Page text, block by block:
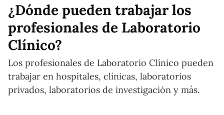
¿Dónde pueden trabajar los
profesionales de Laboratorio
Clínico?
Los profesionales de Laboratorio Clínico pueden
trabajar en hospitales, clínicas, laboratorios
privados, laboratorios de investigación y más.